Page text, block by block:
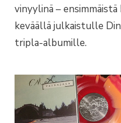
vinyylinä –
keväällä julkaistulle
tripla-albumille.